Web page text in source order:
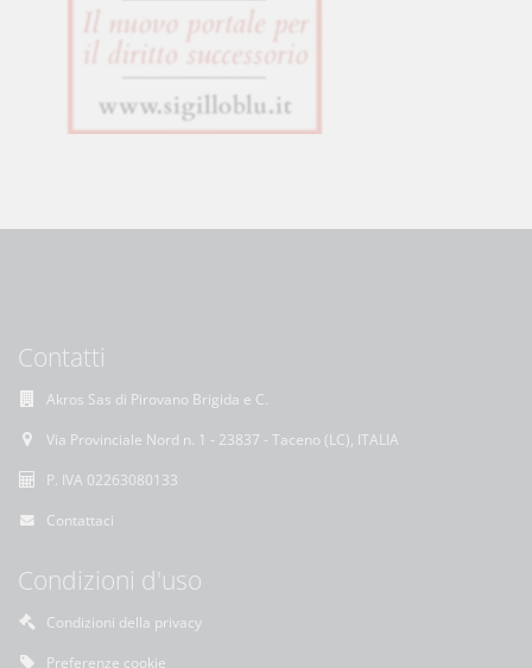
Contatti
Akros Sas di Pirovano Brigida e C.
Via Provinciale Nord n. 1 - 23837 - Taceno (LC), ITALIA
P. IVA 02263080133
Contattaci
Condizioni d'uso
Condizioni della privacy
Preferenze cookie